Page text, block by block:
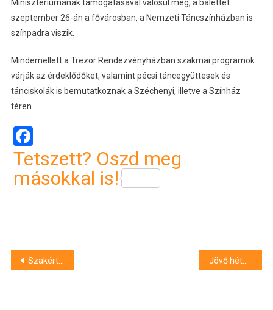
Minisztériumának támogatásával valósul meg, a balettet
szeptember 26-án a fővárosban, a Nemzeti Táncszínházban is
színpadra viszik.
Mindemellett a Trezor Rendezvényházban szakmai programok
várják az érdeklődőket, valamint pécsi táncegyüttesek és
tánciskolák is bemutatkoznak a Széchenyi, illetve a Színház
téren.
Facebook
Tetszett? Oszd meg
másokkal is!
Bejegyzés
Szakértő: Budapest turizmusa szenvedi meg leginkább a külföldi turisták elmaradását